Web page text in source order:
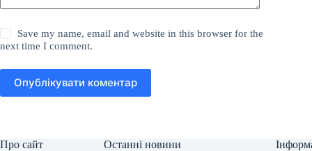
Save my name, email and website in this browser for the
next time I comment.
Опублікувати коментар
Про сайт Останні новини